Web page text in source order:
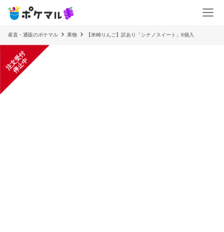
産直・通販のポケマル 果物 【米崎りんご】訳あり「シナノスイート」6個入
注
文
受
付
停
止
中